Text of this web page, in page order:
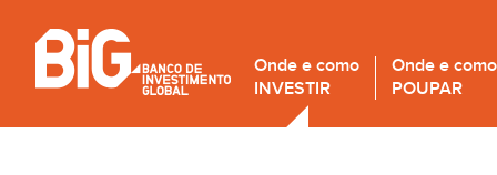
Onde e como
INVESTIR
Onde e como
POUPAR